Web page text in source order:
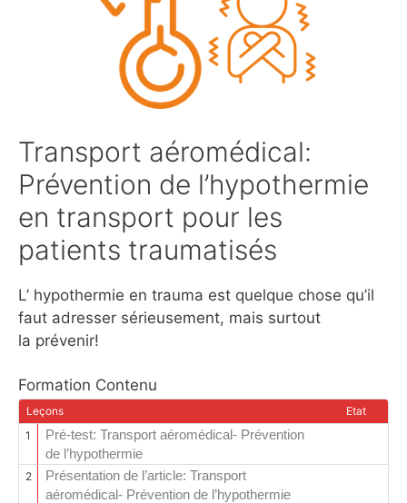
Transport aéromédical:
Prévention de l’hypothermie
en transport pour les
patients traumatisés
L’ hypothermie en trauma est quelque chose qu’il
faut adresser sérieusement, mais surtout
la prévenir!
Formation Contenu
Leçons
Etat
1
Pré-test: Transport aéromédical- Prévention
de l’hypothermie
2
Présentation de l’article: Transport
aéromédical- Prévention de l’hypothermie